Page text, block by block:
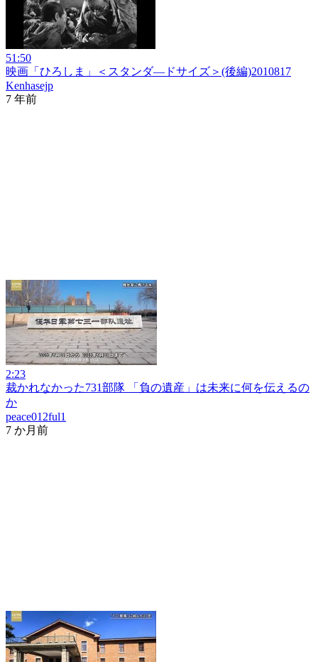
51:50
映画「ひろしま」＜スタンダ―ドサイズ＞(後編)2010817
Kenhasejp
7 年前
2:23
裁かれなかった731部隊 「負の遺産」は未来に何を伝えるの
か
peace012ful1
7 か月前